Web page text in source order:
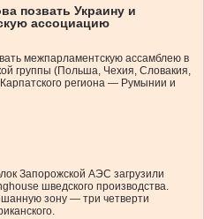
позвать Украину и
ассоциацию
межпарламентскую ассамблею в
группы (Польша, Чехия, Словакия,
региона — Румынии и
Запорожской АЭС загрузили
шведского производства.
зону — три четверти